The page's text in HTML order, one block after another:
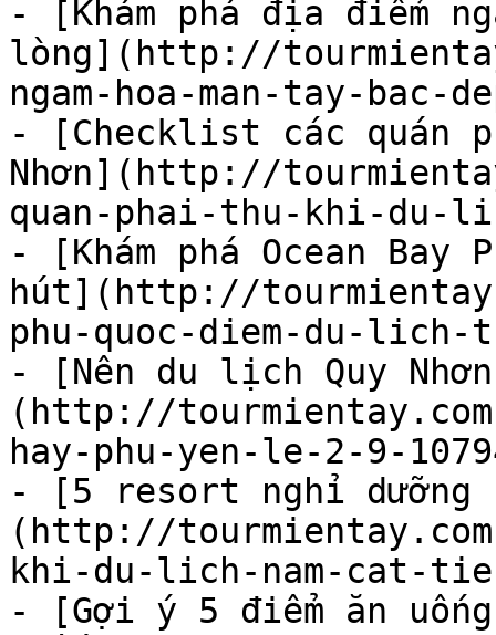
- [Khám phá địa điểm
lòng](http://
ngam-hoa-man-tay-bac-
- [Checklist các quán
Nhơn](http://
quan-phai-thu-khi-du-
- [Khám phá Ocean
hút](http://
phu-quoc-diem-du-lich-
- [Nên du lịch Quy
(http://
hay-phu-yen-le-2-9-
- [5 resort nghỉ dưỡng
(http://
khi-du-lich-nam-cat-
- [Gợi ý 5 điểm ăn